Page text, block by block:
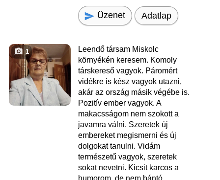
Üzenet Adatlap
1
Leendő társam Miskolc
környékén keresem. Komoly
társkereső vagyok. Páromért
vidékre is kész vagyok utazni,
akár az ország másik végébe is.
Pozitív ember vagyok. A
makacsságom nem szokott a
javamra válni. Szeretek új
embereket megismerni és új
dolgokat tanulni. Vidám
természetű vagyok, szeretek
sokat nevetni. Kicsit karcos a
humorom, de nem bántó.